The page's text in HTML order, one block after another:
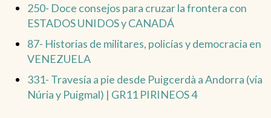
250- Doce consejos para cruzar la frontera con
ESTADOS UNIDOS y CANADÁ
87- Historias de militares, policías y democracia en
VENEZUELA
331- Travesía a pie desde Puigcerdà a Andorra (vía
Núria y Puigmal) | GR11 PIRINEOS 4